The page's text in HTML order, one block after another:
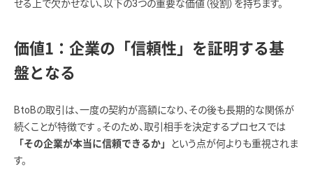
せる上で欠かせない、以下の3つの重要な価値（役割）を持ちます。
価値1：企業の「信頼性」を証明する基
盤となる
BtoBの取引は、一度の契約が高額になり、その後も長期的な関係が
続くことが特徴です 。そのため、取引相手を決定するプロセスでは
「その企業が本当に信頼できるか」
という点が何よりも重視されま
す。